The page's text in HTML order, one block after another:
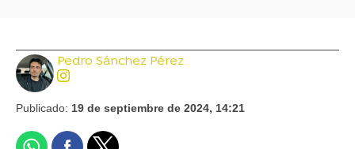
Pedro Sánchez Pérez
Publicado: 19 de septiembre de 2024, 14:21